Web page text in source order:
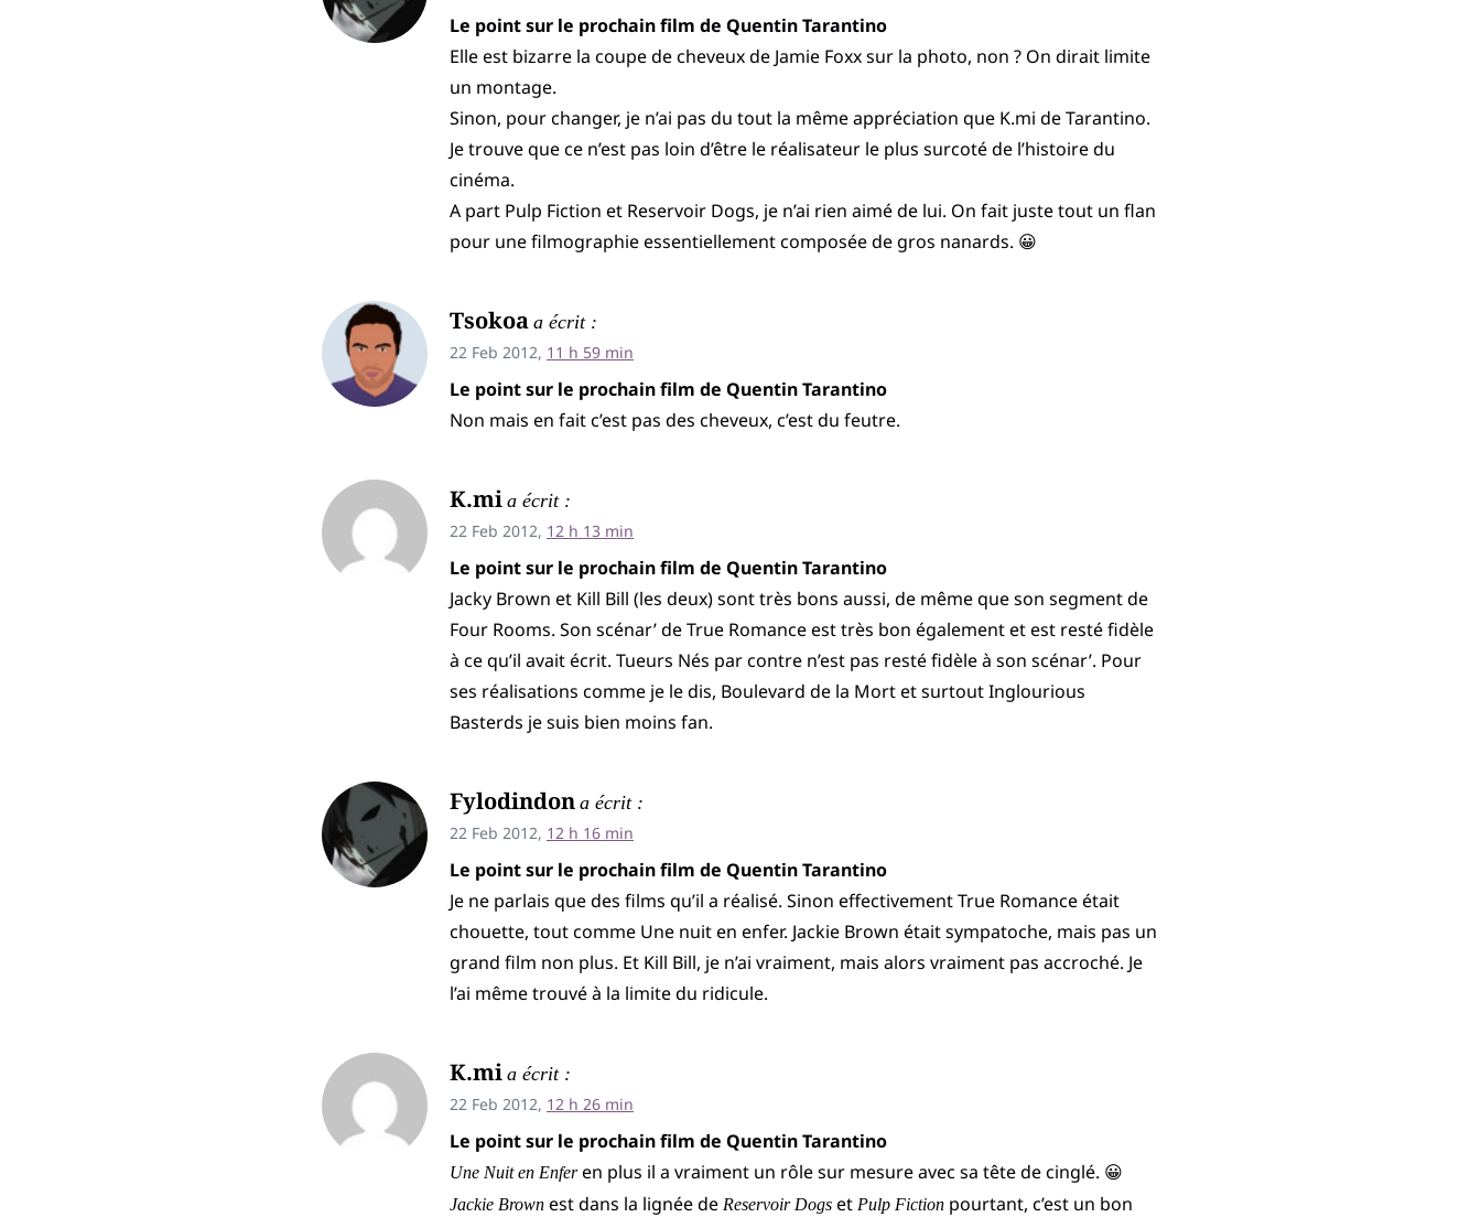
Le point sur le prochain film de Quentin Tarantino
Elle est bizarre la coupe de cheveux de Jamie Foxx sur la photo, non ? On dirait limite
un montage.
Sinon, pour changer, je n’ai pas du tout la même appréciation que K.mi de Tarantino.
Je trouve que ce n’est pas loin d’être le réalisateur le plus surcoté de l’histoire du
cinéma.
A part Pulp Fiction et Reservoir Dogs, je n’ai rien aimé de lui. On fait juste tout un flan
pour une filmographie essentiellement composée de gros nanards. 😀
Tsokoa a écrit :
22 Feb 2012, 11 h 59 min
Le point sur le prochain film de Quentin Tarantino
Non mais en fait c’est pas des cheveux, c’est du feutre.
K.mi a écrit :
22 Feb 2012, 12 h 13 min
Le point sur le prochain film de Quentin Tarantino
Jacky Brown et Kill Bill (les deux) sont très bons aussi, de même que son segment de
Four Rooms. Son scénar’ de True Romance est très bon également et est resté fidèle
à ce qu’il avait écrit. Tueurs Nés par contre n’est pas resté fidèle à son scénar’. Pour
ses réalisations comme je le dis, Boulevard de la Mort et surtout Inglourious
Basterds je suis bien moins fan.
Fylodindon a écrit :
22 Feb 2012, 12 h 16 min
Le point sur le prochain film de Quentin Tarantino
Je ne parlais que des films qu’il a réalisé. Sinon effectivement True Romance était
chouette, tout comme Une nuit en enfer. Jackie Brown était sympatoche, mais pas un
grand film non plus. Et Kill Bill, je n’ai vraiment, mais alors vraiment pas accroché. Je
l’ai même trouvé à la limite du ridicule.
K.mi a écrit :
22 Feb 2012, 12 h 26 min
Le point sur le prochain film de Quentin Tarantino
Une Nuit en Enferen plus il a vraiment un rôle sur mesure avec sa tête de cinglé. 😀
Jackie Brown est dans la lignée de Reservoir Dogs et Pulp Fiction pourtant, c’est un bon